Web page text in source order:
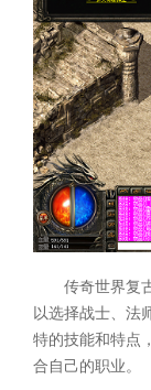
传奇世界复
以选择战士、法
特的技能和特点
合自己的职业。